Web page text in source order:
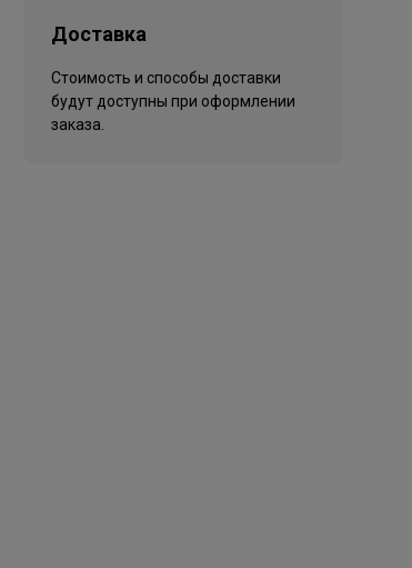
Доставка
Стоимость и способы доставки
будут доступны при оформлении
заказа.